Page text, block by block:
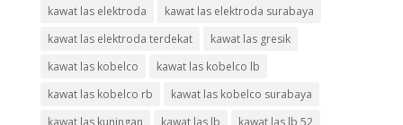
kawat las elektroda
kawat las elektroda surabaya
kawat las elektroda terdekat
kawat las gresik
kawat las kobelco
kawat las kobelco lb
kawat las kobelco rb
kawat las kobelco surabaya
kawat las kuningan
kawat las lb
kawat las lb 52